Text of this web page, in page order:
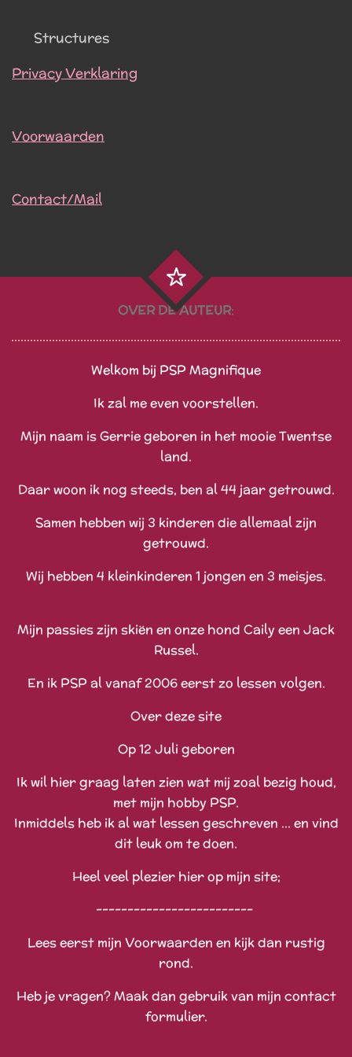
Structures
Privacy Verklaring
Voorwaarden
Contact/Mail
OVER DE AUTEUR:
Welkom bij PSP Magnifique
Ik zal me even voorstellen.
Mijn naam is Gerrie geboren in het mooie Twentse
land.
Daar woon ik nog steeds, ben al 44 jaar getrouwd.
Samen hebben wij 3 kinderen die allemaal zijn
getrouwd.
Wij hebben 4 kleinkinderen 1 jongen en 3 meisjes.
Mijn passies zijn skiën en onze hond Caily een Jack
Russel.
En ik PSP al vanaf 2006 eerst zo lessen volgen.
Over deze site
Op 12 Juli geboren
Ik wil hier graag laten zien wat mij zoal bezig houd,
met mijn hobby PSP.
Inmiddels heb ik al wat lessen geschreven ... en vind
dit leuk om te doen.
Heel veel plezier hier op mijn site;
-------------------------
Lees eerst mijn Voorwaarden en kijk dan rustig
rond.
Heb je vragen? Maak dan gebruik van mijn contact
formulier.